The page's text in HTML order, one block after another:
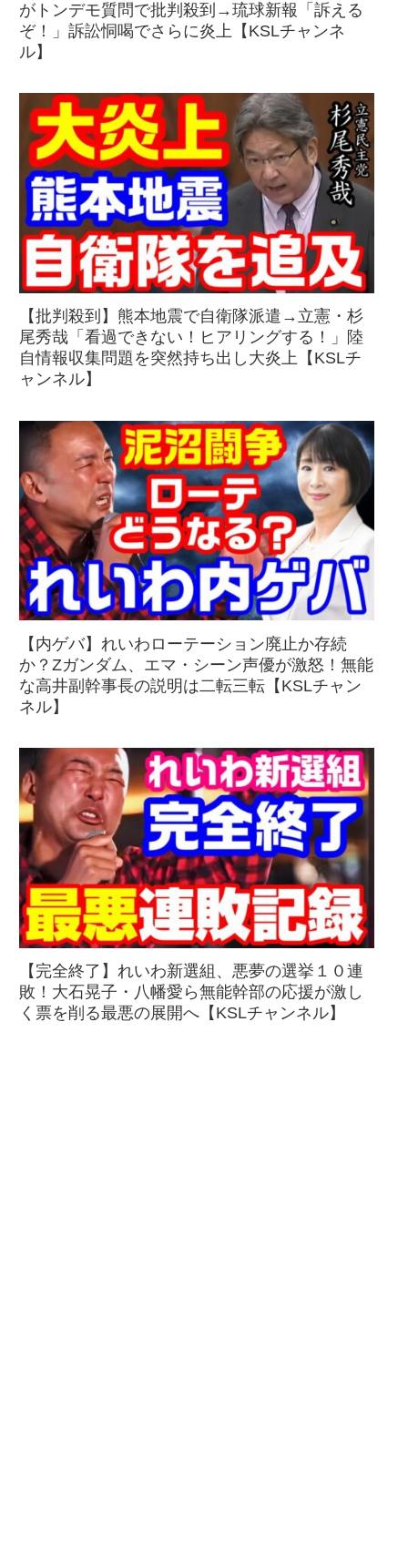
がトンデモ質問で批判殺到→琉球新報「訴える
ぞ！」訴訟恫喝でさらに炎上【KSLチャンネ
ル】
【批判殺到】熊本地震で自衛隊派遣→立憲・杉
尾秀哉「看過できない！ヒアリングする！」陸
自情報収集問題を突然持ち出し大炎上【KSLチ
ャンネル】
【内ゲバ】れいわローテーション廃止か存続
か？Zガンダム、エマ・シーン声優が激怒！無能
な高井副幹事長の説明は二転三転【KSLチャン
ネル】
【完全終了】れいわ新選組、悪夢の選挙１０連
敗！大石晃子・八幡愛ら無能幹部の応援が激し
く票を削る最悪の展開へ【KSLチャンネル】